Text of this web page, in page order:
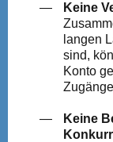
Keine
langen
sind,
Konto
Keine